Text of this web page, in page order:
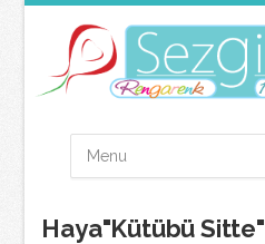
Haya"Kütübü Sitte"